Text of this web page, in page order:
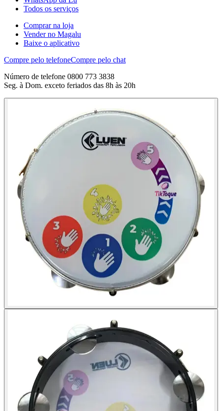
Todos os serviços
Comprar na loja
Vender no Magalu
Baixe o aplicativo
Compre pelo telefoneCompre pelo chat
Número de telefone 0800 773 3838
Seg. à Dom. exceto feriados das 8h às 20h